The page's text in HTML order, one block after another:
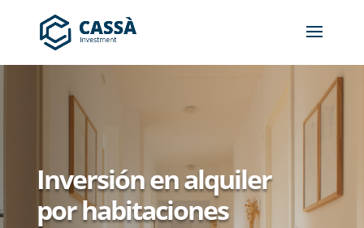
Inversión en alquiler
por habitaciones